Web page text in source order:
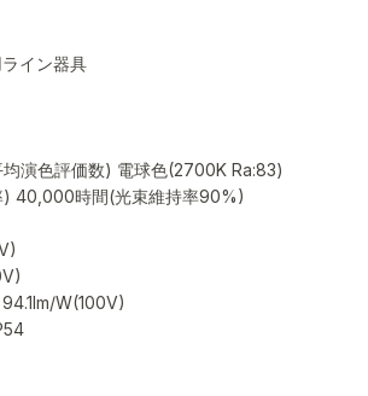
イン器具
演色評価数) 電球色(2700K Ra:83)
) 40,000時間(光束維持率90%)
W(100V)